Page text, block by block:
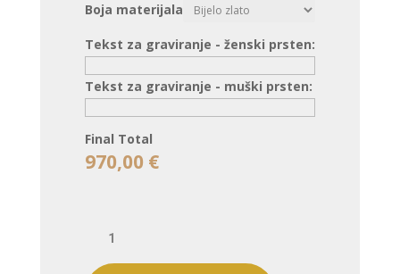
Boja materijala
Tekst za graviranje - ženski prsten:
Tekst za graviranje - muški prsten:
Final Total
970,00 €
PRSTENJE
TRIO